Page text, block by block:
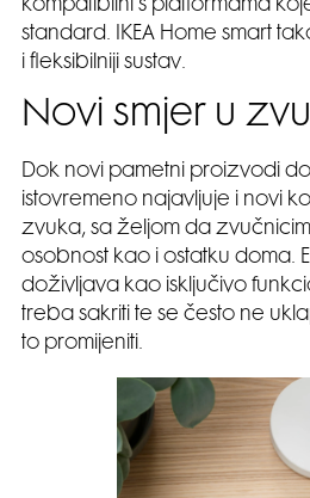
kompatibilni s platformama
standard. IKEA Home smart
i fleksibilniji sustav.
Novi smjer u
Dok novi pametni proizvodi
istovremeno najavljuje i novi
zvuka, sa željom da
osobnost kao i ostatku doma.
doživljava kao isključivo
treba sakriti te se često ne
to promijeniti.